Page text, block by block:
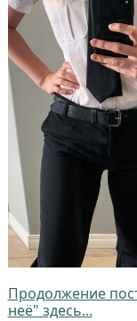
Продолжение
неё" здесь...